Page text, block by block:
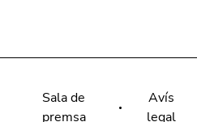
Sala de
premsa
Avís
legal